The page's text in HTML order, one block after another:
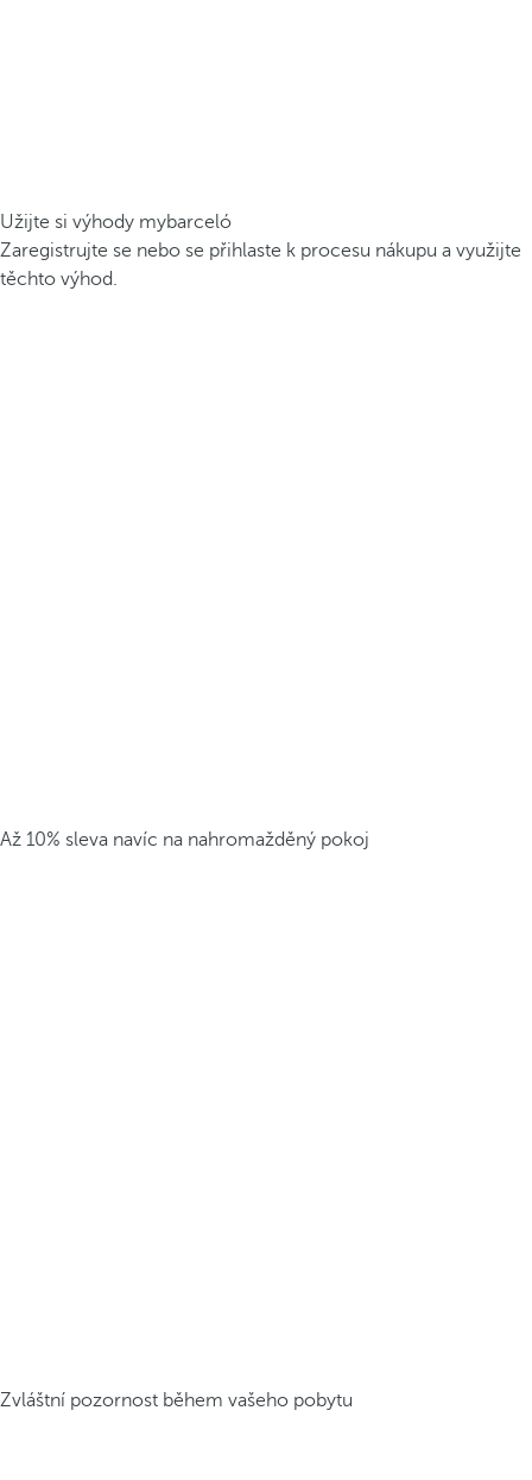
Užijte si výhody mybarceló
Zaregistrujte se nebo se přihlaste k procesu nákupu a využijte
těchto výhod.
Až 10% sleva navíc na nahromažděný pokoj
Zvláštní pozornost během vašeho pobytu